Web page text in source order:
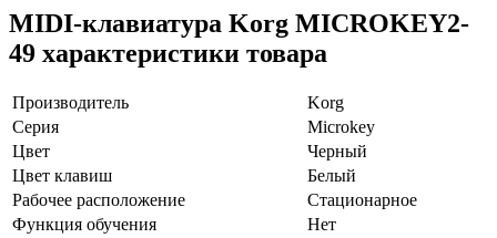
MIDI-клавиатура Korg MICROKEY2-
49 характеристики товара
Производитель
Korg
Серия
Microkey
Цвет
Черный
Цвет клавиш
Белый
Рабочее расположение
Стационарное
Функция обучения
Нет